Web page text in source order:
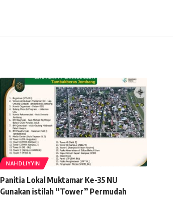
NAHDLIYYIN
Panitia Lokal Muktamar Ke-35 NU
Gunakan istilah “Tower” Permudah